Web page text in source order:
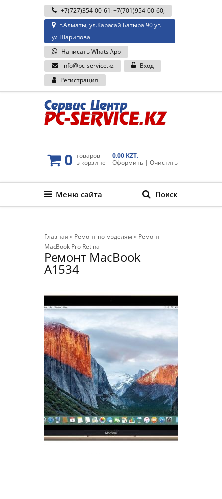
+7(727)354-00-61;+7(701)954-00-60;
г.Алматы, ул.Карасай Батыра 90 уг.
ул Шарипова
Написать Whats App
info@pc-service.kz
Вход
Регистрация
0 товаров
в корзине
0.00 KZT.
Оформить | Очистить
Меню сайта Поиск
Главная » Ремонт по моделям » Ремонт
MacBook Pro Retina
Ремонт MacBook
A1534